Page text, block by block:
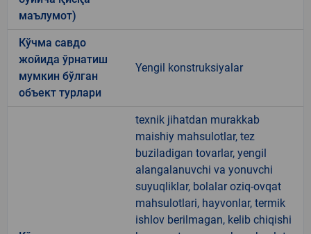
маълумот)
Кўчма савдо
жойида ўрнатиш
мумкин бўлган
объект турлари
Yengil konstruksiyalar
texnik jihatdan murakkab
maishiy mahsulotlar, tez
buziladigan tovarlar, yengil
alangalanuvchi va yonuvchi
suyuqliklar, bolalar oziq-ovqat
mahsulotlari, hayvonlar, termik
ishlov berilmagan, kelib chiqishi